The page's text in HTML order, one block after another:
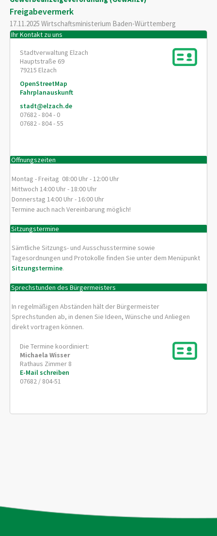
Freigabevermerk
17.11.2025 Wirtschaftsministerium Baden-Württemberg
Ihr Kontakt zu uns
Stadtverwaltung Elzach
Hauptstraße 69
79215 Elzach
OpenStreetMap
Fahrplanauskunft
stadt@elzach.de
07682 - 804 - 0
07682 - 804 - 55
Öffnungszeiten
Montag - Freitag 08:00 Uhr - 12:00 Uhr
Mittwoch 14:00 Uhr - 18:00 Uhr
Donnerstag 14:00 Uhr - 16:00 Uhr
Termine auch nach Vereinbarung möglich!
Sitzungstermine
Sämtliche Sitzungs- und Ausschusstermine sowie
Tagesordnungen und Protokolle finden Sie unter dem Menüpunkt
Sitzungstermine.
Sprechstunden des Bürgermeisters
In regelmäßigen Abständen hält der Bürgermeister
Sprechstunden ab, in denen Sie Ideen, Wünsche und Anliegen
direkt vortragen können.
Die Termine koordiniert:
Michaela Wisser
Rathaus Zimmer 8
E-Mail schreiben
07682 / 804-51